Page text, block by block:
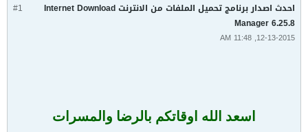
#1
احدث اصدار برنامج تحميل الملفات من الانترنت Internet Download
Manager 6.25.8
12-13-2015, 11:48 AM
اسعد الله اوقاتكم بالرضا والمسرات